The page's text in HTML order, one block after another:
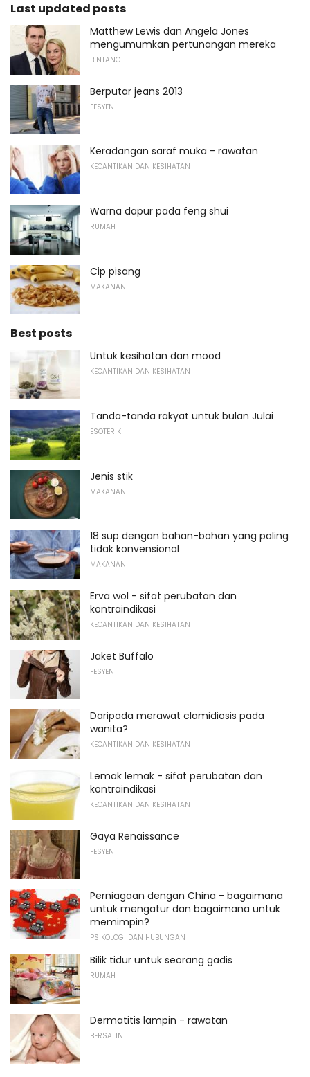
Last updated posts
Matthew Lewis dan Angela Jones
mengumumkan pertunangan mereka
BINTANG
Berputar jeans 2013
FESYEN
Keradangan saraf muka - rawatan
KECANTIKAN DAN KESIHATAN
Warna dapur pada feng shui
RUMAH
Cip pisang
MAKANAN
Best posts
Untuk kesihatan dan mood
KECANTIKAN DAN KESIHATAN
Tanda-tanda rakyat untuk bulan Julai
ESOTERIK
Jenis stik
MAKANAN
18 sup dengan bahan-bahan yang paling
tidak konvensional
MAKANAN
Erva wol - sifat perubatan dan
kontraindikasi
KECANTIKAN DAN KESIHATAN
Jaket Buffalo
FESYEN
Daripada merawat clamidiosis pada
wanita?
KECANTIKAN DAN KESIHATAN
Lemak lemak - sifat perubatan dan
kontraindikasi
KECANTIKAN DAN KESIHATAN
Gaya Renaissance
FESYEN
Perniagaan dengan China - bagaimana
untuk mengatur dan bagaimana untuk
memimpin?
PSIKOLOGI DAN HUBUNGAN
Bilik tidur untuk seorang gadis
RUMAH
Dermatitis lampin - rawatan
BERSALIN